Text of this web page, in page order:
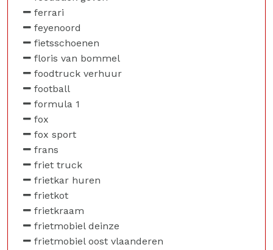
ferrari
feyenoord
fietsschoenen
floris van bommel
foodtruck verhuur
football
formula 1
fox
fox sport
frans
friet truck
frietkar huren
frietkot
frietkraam
frietmobiel deinze
frietmobiel oost vlaanderen